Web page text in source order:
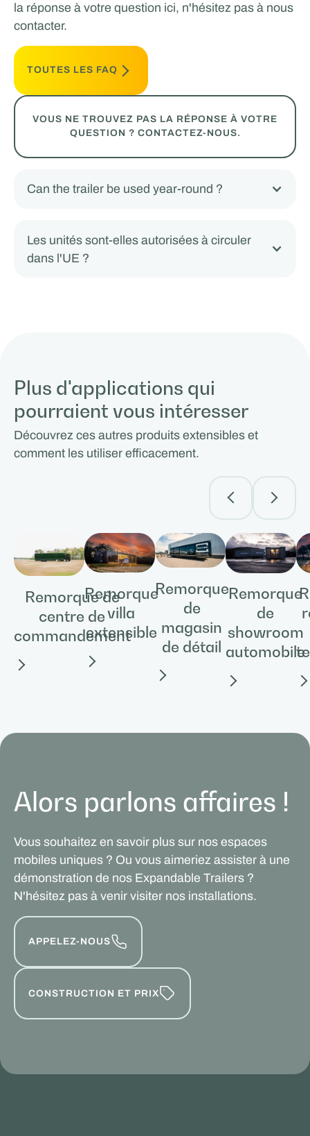
la réponse à votre question ici, n'hésitez pas à nous
contacter.
TOUTES LES FAQ
VOUS NE TROUVEZ PAS LA RÉPONSE À VOTRE
QUESTION ? CONTACTEZ-NOUS.
Can the trailer be used year-round ?
Les unités sont-elles autorisées à circuler
dans l'UE ?
Plus d'applications qui
pourraient vous intéresser
Découvrez ces autres produits extensibles et
comment les utiliser efficacement.
Remorque de
centre de
commandement
Remorque
villa
extensible
Remorque
de
magasin
de détail
Remorque
de
showroom
automobile
Alors parlons affaires !
Vous souhaitez en savoir plus sur nos espaces
mobiles uniques ? Ou vous aimeriez assister à une
démonstration de nos Expandable Trailers ?
N'hésitez pas à venir visiter nos installations.
APPELEZ-NOUS
CONSTRUCTION ET PRIX